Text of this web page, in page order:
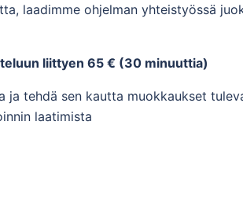
laadimme ohjelman yhteistyössä
liittyen 65 € (30 minuuttia)
ja tehdä sen kautta muokkaukset
laatimista